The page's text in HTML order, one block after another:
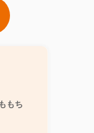
もち